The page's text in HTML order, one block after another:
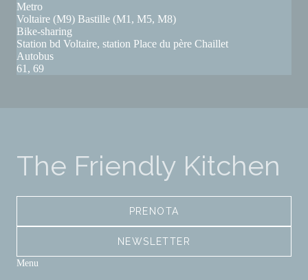
Metro
Voltaire (M9) Bastille (M1, M5, M8)
Bike-sharing
Station bd Voltaire, station Place du père Chaillet
Autobus
61, 69
The Friendly Kitchen
PRENOTA
NEWSLETTER
Menu